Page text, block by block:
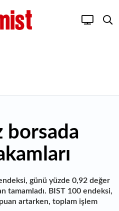
borsada
günü yüzde 0,92 değer
tamamladı. BIST 100 endeksi,
artarken, toplam işlem